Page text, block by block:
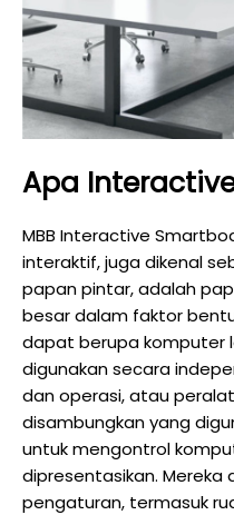
Apa
MBB Interactive
interaktif, juga dikenal
papan pintar, adalah
besar dalam faktor
dapat berupa komputer
digunakan secara
dan operasi, atau
disambungkan yang
untuk mengontrol
dipresentasikan.
pengaturan, termasuk